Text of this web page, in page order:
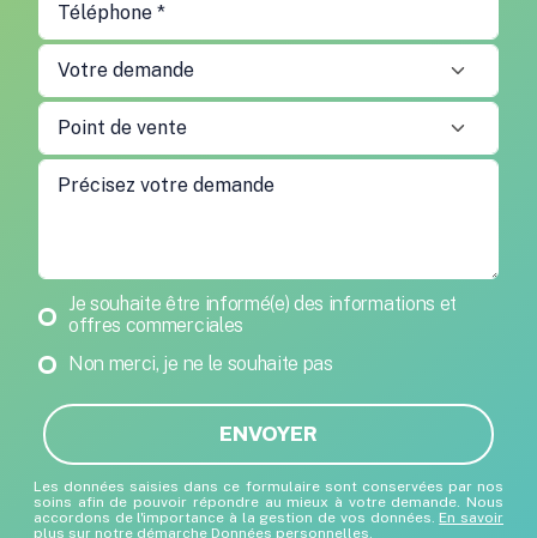
Newsletter
Je souhaite être informé(e) des informations et
offres commerciales
Non merci, je ne le souhaite pas
ENVOYER
Les données saisies dans ce formulaire sont conservées par nos
soins afin de pouvoir répondre au mieux à votre demande. Nous
accordons de l'importance à la gestion de vos données. En savoir
plus sur notre démarche Données personnelles.